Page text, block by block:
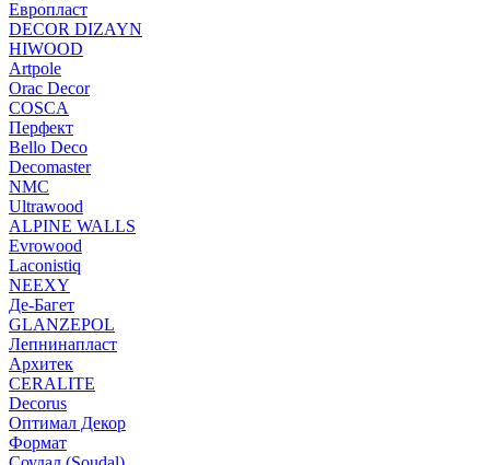
Европласт
DECOR DIZAYN
HIWOOD
Artpole
Orac Decor
COSCA
Перфект
Bello Deco
Decomaster
NMС
Ultrawood
ALPINE WALLS
Evrowood
Laconistiq
NEEXY
Де-Багет
GLANZEPOL
Лепнинапласт
Архитек
CERALITE
Decorus
Оптимал Декор
Формат